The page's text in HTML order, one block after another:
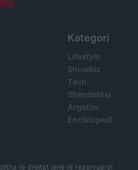
Kategori
Lifestyle
Showbiz
Tech
Shëndetësi
Argetim
Enciklopedi
të drejtat janë të rezervuara!